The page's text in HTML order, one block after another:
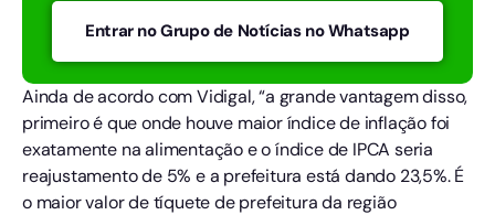
Entrar no Grupo de Notícias no Whatsapp
Ainda de acordo com Vidigal, “a grande vantagem disso,
primeiro é que onde houve maior índice de inflação foi
exatamente na alimentação e o índice de IPCA seria
reajustamento de 5% e a prefeitura está dando 23,5%. É
o maior valor de tíquete de prefeitura da região